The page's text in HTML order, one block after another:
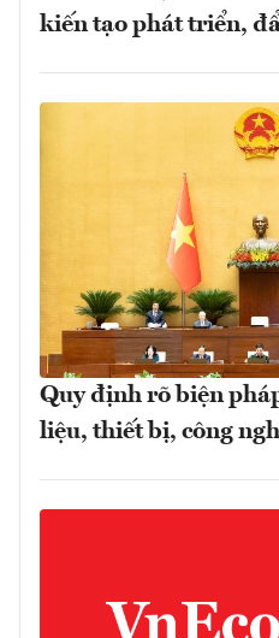
kiến tạo phát triển,
Quy định rõ biện
liệu, thiết bị, công